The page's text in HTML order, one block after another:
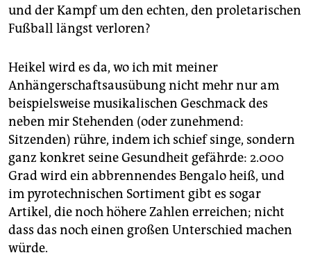
und der Kampf um den echten, den proletarischen
Fußball längst verloren?
Heikel wird es da, wo ich mit meiner
Anhängerschaftsausübung nicht mehr nur am
beispielsweise musikalischen Geschmack des
neben mir Stehenden (oder zunehmend:
Sitzenden) rühre, indem ich schief singe, sondern
ganz konkret seine Gesundheit gefährde: 2.000
Grad wird ein abbrennendes Bengalo heiß, und
im pyrotechnischen Sortiment gibt es sogar
Artikel, die noch höhere Zahlen erreichen; nicht
dass das noch einen großen Unterschied machen
würde.